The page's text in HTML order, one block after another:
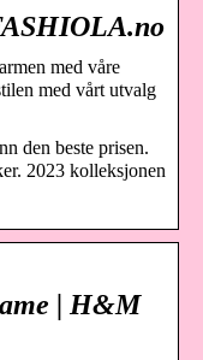
med våre
med vårt utvalg
den beste prisen.
2023 kolleksjonen
| H&M